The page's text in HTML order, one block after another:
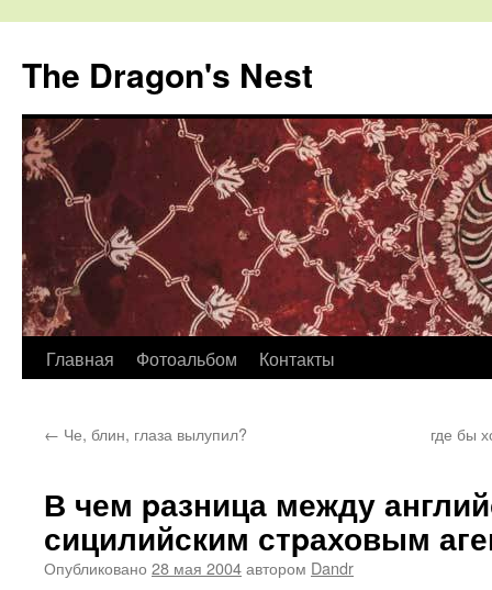
The Dragon's Nest
Перейти
содержимому
Главная Фотоальбом Контакты
← Че, блин, глаза вылупил? где бы
В чем pазница между
сицилийским стpаховым
Опубликовано 28 мая 2004автором Dandr